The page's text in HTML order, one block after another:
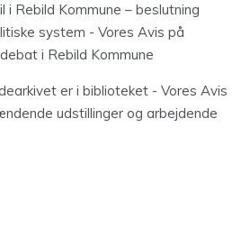
Rebild Kommune – beslutning
system - Vores Avis på
i Rebild Kommune
er i biblioteket - Vores Avis
udstillinger og arbejdende